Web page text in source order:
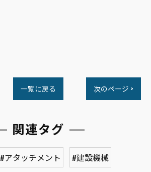
一覧に戻る 次のページ >
関連タグ
#アタッチメント #建設機械